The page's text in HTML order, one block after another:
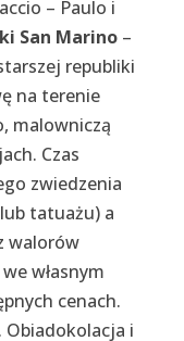
– Paulo i
San Marino–
republiki
na terenie
malowniczą
Czas
zwiedzenia
tatuażu) a
walorów
własnym
cenach.
Obiadokolacja i